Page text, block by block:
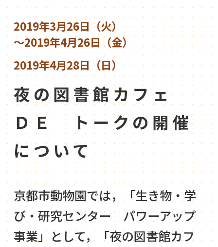
2019年3月26日（火）
～2019年4月26日（金）
2019年4月28日（日）
夜の図書館カフェ
ＤＥ トークの開催
について
京都市動物園では，「生き物・学
び・研究センター パワーアップ
事業」として，「夜の図書館カフ